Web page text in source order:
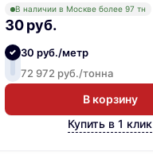
В наличии в Москве более 97 тн
30 руб.
30 руб./метр
72 972 руб./тонна
В корзину
Купить в 1 клик